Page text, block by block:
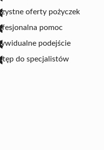
oferty pożyczek
pomoc
podejście
do specjalistów